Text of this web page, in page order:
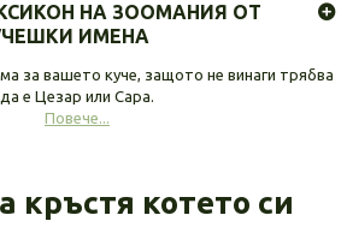
НА ЗООМАНИЯ ОТ
ИМЕНА
за вашето куче, защото не винаги трябва
да е Цезар или Сара.
Повече...
кръстя котето си